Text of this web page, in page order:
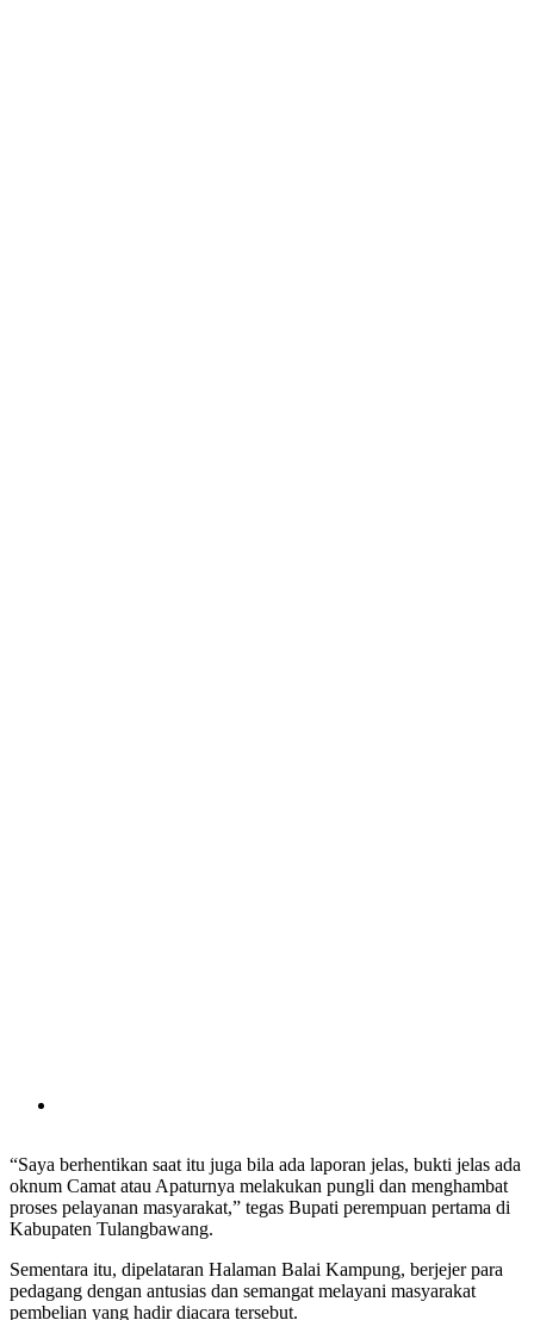
“Saya berhentikan saat itu juga bila ada laporan jelas, bukti jelas ada
oknum Camat atau Apaturnya melakukan pungli dan menghambat
proses pelayanan masyarakat,” tegas Bupati perempuan pertama di
Kabupaten Tulangbawang.
Sementara itu, dipelataran Halaman Balai Kampung, berjejer para
pedagang dengan antusias dan semangat melayani masyarakat
pembelian yang hadir diacara tersebut.